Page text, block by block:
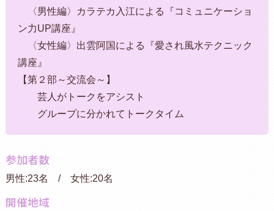
〈男性編〉カラテカ入江による『コミュニケーショ
ン力UP講座』
〈女性編〉出雲阿国による『愛され風水テクニック
講座』
【第２部～交流会～】
芸人がトークをアシスト
グループに分かれてトークタイム
参加者数
男性:23名 / 女性:20名
開催地域